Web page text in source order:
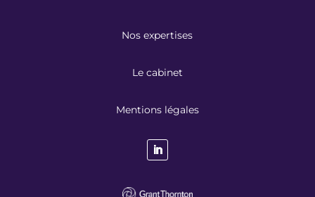
Nos expertises
Le cabinet
Mentions légales